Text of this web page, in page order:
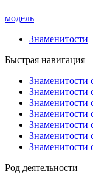
модель
Знаменитости
Быстрая навигация
Знаменитости
Знаменитости
Знаменитости
Знаменитости
Знаменитости
Знаменитости
Знаменитости
Род деятельности